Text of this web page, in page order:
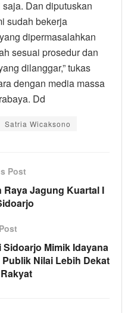
Dan diputuskan
sudah bekerja
dipermasalahkan
sesuai prosedur dan
dilanggar,” tukas
dengan media massa
Dd
Satria Wicaksono
Post
Raya Jagung Kuartal I
Mimik Idayana
Nilai Lebih Dekat